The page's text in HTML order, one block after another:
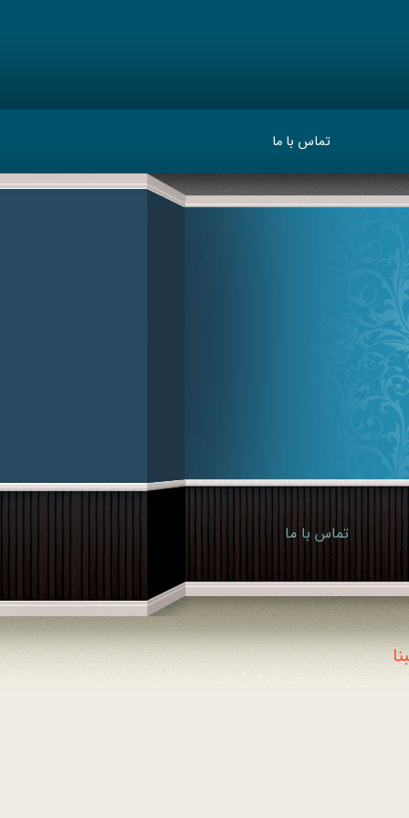
تماس با ما
تماس با ما